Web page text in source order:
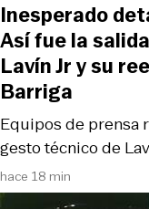
hace 18 min
Equipos de prensa
gesto técnico de
Inesperado
Así fue la
Lavín Jr y su
Barriga